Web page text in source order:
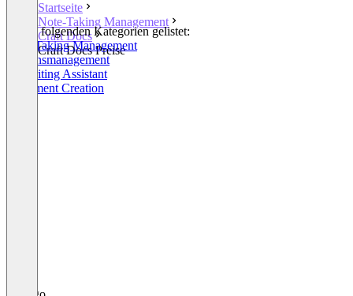
Startseite
Note-Taking Management
Craft Docs
Craft Docs Preise
In den folgenden Kategorien gelistet:
Note-Taking Management
Wissensmanagement
AI Writing Assistant
Document Creation